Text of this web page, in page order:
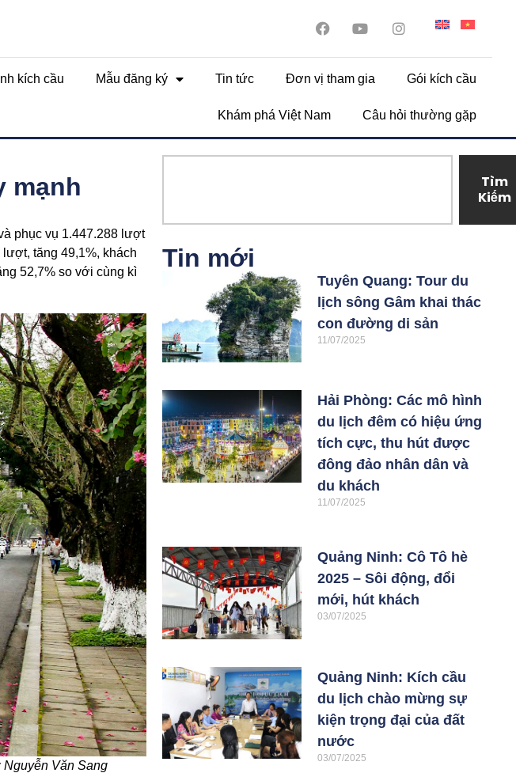
kích cầu Mẫu đăng ký Tin tức Đơn vị tham gia Gói kích cầu
Khám phá Việt Nam Câu hỏi thường gặp
mạnh
phục vụ 1.447.288 lượt
tăng 49,1%, khách
52,7% so với cùng kì
Nguyễn Văn Sang
Tìm
Kiếm
Tin mới
Tuyên Quang: Tour du
lịch sông Gâm khai thác
con đường di sản
11/07/2025
Hải Phòng: Các mô hình
du lịch đêm có hiệu ứng
tích cực, thu hút được
đông đảo nhân dân và
du khách
11/07/2025
Quảng Ninh: Cô Tô hè
2025 – Sôi động, đổi
mới, hút khách
03/07/2025
Quảng Ninh: Kích cầu
du lịch chào mừng sự
kiện trọng đại của đất
nước
03/07/2025